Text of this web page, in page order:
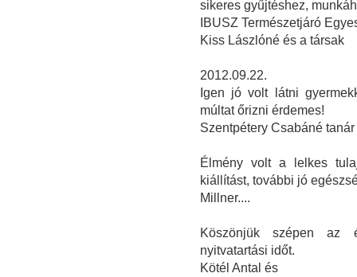
sikeres gyűjtéshez,
IBUSZ Természetjáró
Kiss Lászlóné és a társak
2012.09.22.
Igen jó volt látni
múltat őrizni érdemes!
Szentpétery Csabáné tanár
Élmény volt a lelkes
kiállítást, további jó
Millner....
Köszönjük szépen az
nyitvatartási időt.
Kötél Antal és